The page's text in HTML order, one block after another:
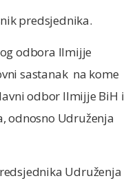
predsjednika.
odbora Ilmijje
sastanak na kome
odbor Ilmijje BiH i
odnosno Udruženja
Udruženja